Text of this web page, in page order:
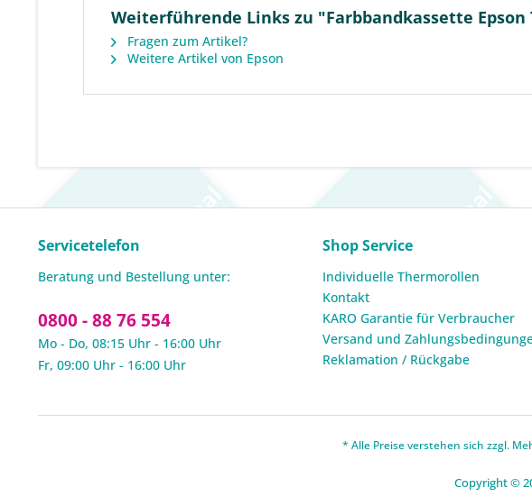
Weiterführende Links zu "Farbbandkassette Epson
Fragen zum Artikel?
Weitere Artikel von Epson
Servicetelefon
Beratung und Bestellung unter:
0800 - 88 76 554
Mo - Do, 08:15 Uhr - 16:00 Uhr
Fr, 09:00 Uhr - 16:00 Uhr
Shop Service
Individuelle Thermorollen
Kontakt
KARO Garantie für Verbraucher
Versand und
Reklamation / Rückgabe
* Alle Preise verstehen sich zzgl.
Copyright ©